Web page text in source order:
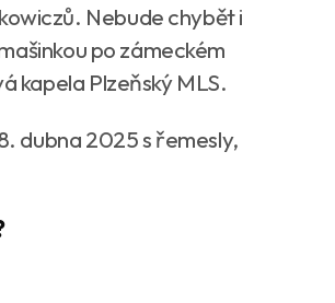
Nebude chybět i
po zámeckém
kapela Plzeňský MLS.
dubna 2025 s řemesly,